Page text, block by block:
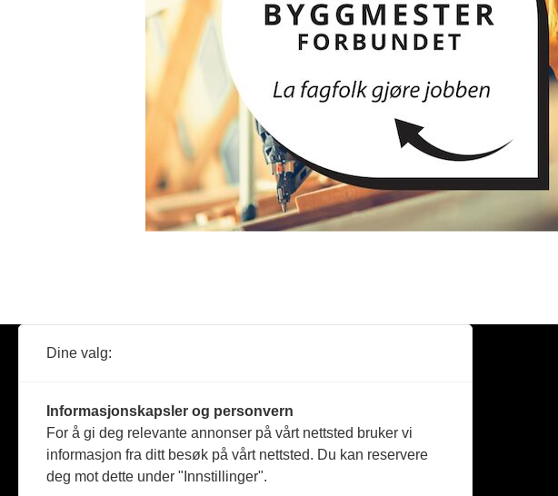
Reportasje
Produkter
Dine valg:
Informasjonskapsler og personvern
For å gi deg relevante annonser på vårt nettsted bruker vi
informasjon fra ditt besøk på vårt nettsted. Du kan reservere
deg mot dette under "Innstillinger".